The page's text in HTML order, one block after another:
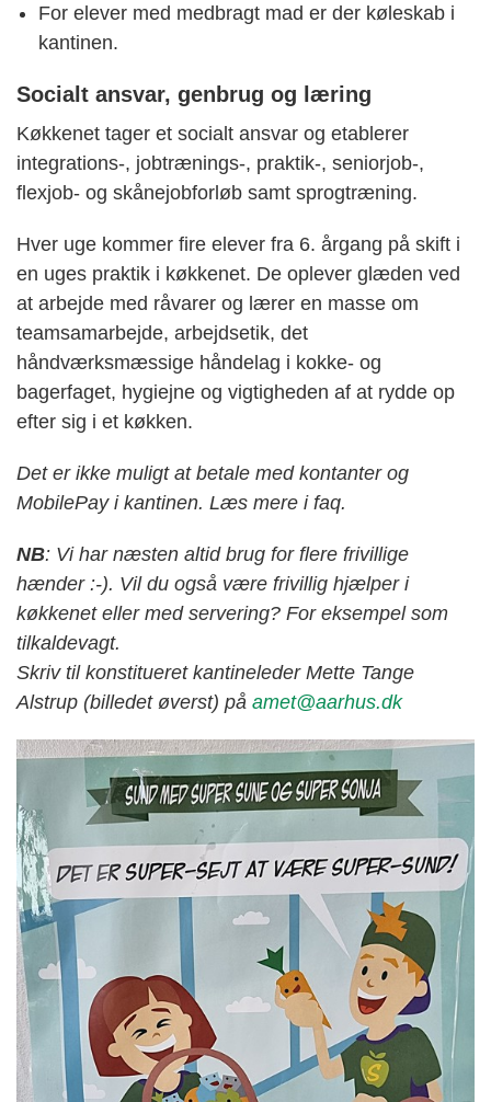
For elever med medbragt mad er der køleskab i
kantinen.
Socialt ansvar, genbrug og læring
Køkkenet tager et socialt ansvar og etablerer
integrations-, jobtrænings-, praktik-, seniorjob-,
flexjob- og skånejobforløb samt sprogtræning.
Hver uge kommer fire elever fra 6. årgang på skift i
en uges praktik i køkkenet. De oplever glæden ved
at arbejde med råvarer og lærer en masse om
teamsamarbejde, arbejdsetik, det
håndværksmæssige håndelag i kokke- og
bagerfaget, hygiejne og vigtigheden af at rydde op
efter sig i et køkken.
Det er ikke muligt at betale med kontanter og
MobilePay i kantinen. Læs mere i faq.
NB: Vi har næsten altid brug for flere frivillige
hænder :-). Vil du også være frivillig hjælper i
køkkenet eller med servering? For eksempel som
tilkaldevagt.
Skriv til konstitueret kantineleder Mette Tange
Alstrup (billedet øverst) på amet@aarhus.dk